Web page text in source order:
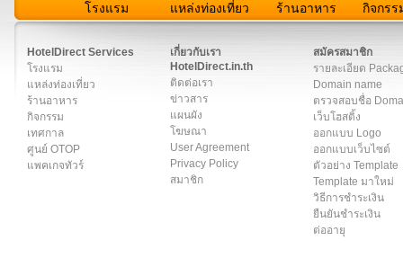
โรงแรม แหล่งท่องเที่ยว ร้านอาหาร กิจกรร
HotelDirect Services
โรงแรม
แหล่งท่องเที่ยว
ร้านอาหาร
กิจกรรม
เทศกาล
ศูนย์ OTOP
แพคเกจทัวร์
เกี่ยวกับเรา
HotelDirect.in.th
ติดต่อเรา
ข่าวสาร
แผนผัง
โฆษณา
User Agreement
Privacy Policy
สมาชิก
สมัครสมาชิก
รายละเอียด
Domain name
ตรวจสอบชื่อ
เว็บโฮสติ้ง
ออกแบบ Logo
ออกแบบเว็บไซต์
ตัวอย่าง Template
Template มาใหม่
วิธีการชำระเงิน
ยืนยันชำระเงิน
ต่ออายุ